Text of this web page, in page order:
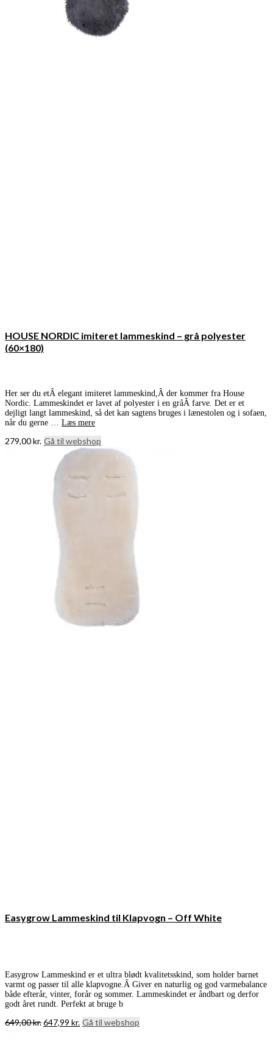
HOUSE NORDIC imiteret lammeskind – grå polyester
(60×180)
Her ser du etÂ elegant imiteret lammeskind,Â der kommer fra House
Nordic. Lammeskindet er lavet af polyester i en gråÂ farve. Det er et
dejligt langt lammeskind, så det kan sagtens bruges i lænestolen og i sofaen,
når du gerne … Læs mere
279,00kr. Gå til webshop
Easygrow Lammeskind til Klapvogn – Off White
Easygrow Lammeskind er et ultra blødt kvalitetsskind, som holder barnet
varmt og passer til alle klapvogne.Â Giver en naturlig og god varmebalance
både efterår, vinter, forår og sommer. Lammeskindet er åndbart og derfor
godt året rundt. Perfekt at bruge b
649,00kr.Den
647,99 kr.Den
Gå til webshop